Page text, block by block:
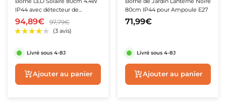
IP44 avec détecteur de
présence
94,89€ 97,79€
Livré sous 4-8J
Ajouter au panier
80cm IP44 pour Ampoule E27
71,99€
Livré sous 4-8J
Ajouter au